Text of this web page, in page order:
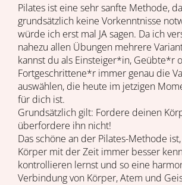
Pilates ist eine sehr sanfte Methode,
grundsätzlich keine Vorkenntnisse
würde ich erst mal JA sagen. Da ich
nahezu allen Übungen mehrere
kannst du als Einsteiger*in, Geübte*r
Fortgeschrittene*r immer genau die
auswählen, die heute im jetzigen
für dich ist.
Grundsätzlich gilt: Fordere deinen
überfordere ihn nicht!
Das schöne an der Pilates-Methode
Körper mit der Zeit immer besser
kontrollieren lernst und so eine
Verbindung von Körper, Atem und